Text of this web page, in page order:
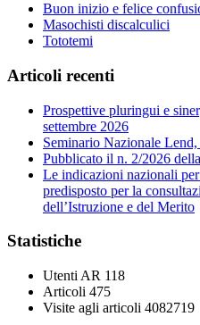
Buon inizio e felice
Masochisti discalculici
Tototemi
Articoli recenti
Prospettive pluringui e
settembre 2026
Seminario Nazionale
Pubblicato il n. 2/2026
Le indicazioni nazionali
predisposto per la
dell’Istruzione e del Merito
Statistiche
Utenti AR 118
Articoli 475
Visite agli articoli 4082719